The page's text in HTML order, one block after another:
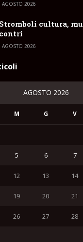
AGOSTO 2026
cultura,
AGOSTO 2026
AGOSTO 2026
M G V
5 6 7
12 13 14
19 20 21
26 27 28